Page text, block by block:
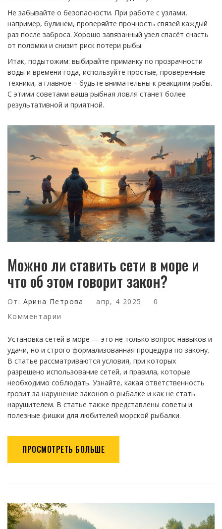
Не забывайте о безопасности. При работе с узлами,
например, булинем, проверяйте прочность связей каждый
раз после заброса. Хорошо завязанный узел спасёт снасть
от поломки и снизит риск потери рыбы.
Итак, подытожим: выбирайте приманку по прозрачности
воды и времени года, используйте простые, проверенные
техники, а главное – будьте внимательны к реакциям рыбы.
С этими советами ваша рыбная ловля станет более
результативной и приятной.
Можно ли ставить сети в море и
что об этом говорит закон?
От: Арина Петрова апр, 4 2025
0
Комментарии
Установка сетей в море — это не только вопрос навыков и
удачи, но и строго формализованная процедура по закону.
В статье рассматриваются условия, при которых
разрешено использование сетей, и правила, которые
необходимо соблюдать. Узнайте, какая ответственность
грозит за нарушение законов о рыбалке и как не стать
нарушителем. В статье также представлены советы и
полезные фишки для любителей морской рыбалки.
ПРОСМОТРЕТЬ БОЛЬШЕ